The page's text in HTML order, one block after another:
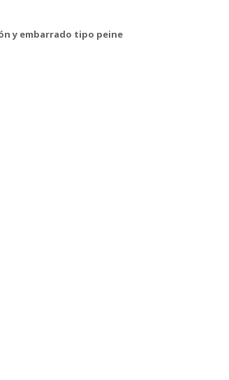
y embarrado tipo peine